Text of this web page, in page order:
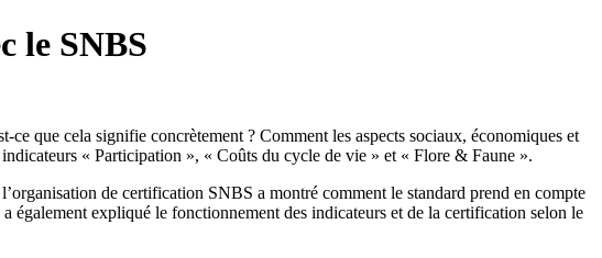
le SNBS
que cela signifie concrètement ? Comment les aspects sociaux, économiques et
« Participation », « Coûts du cycle de vie » et « Flore & Faune ».
de certification SNBS a montré comment le standard prend en compte
également expliqué le fonctionnement des indicateurs et de la certification selon le